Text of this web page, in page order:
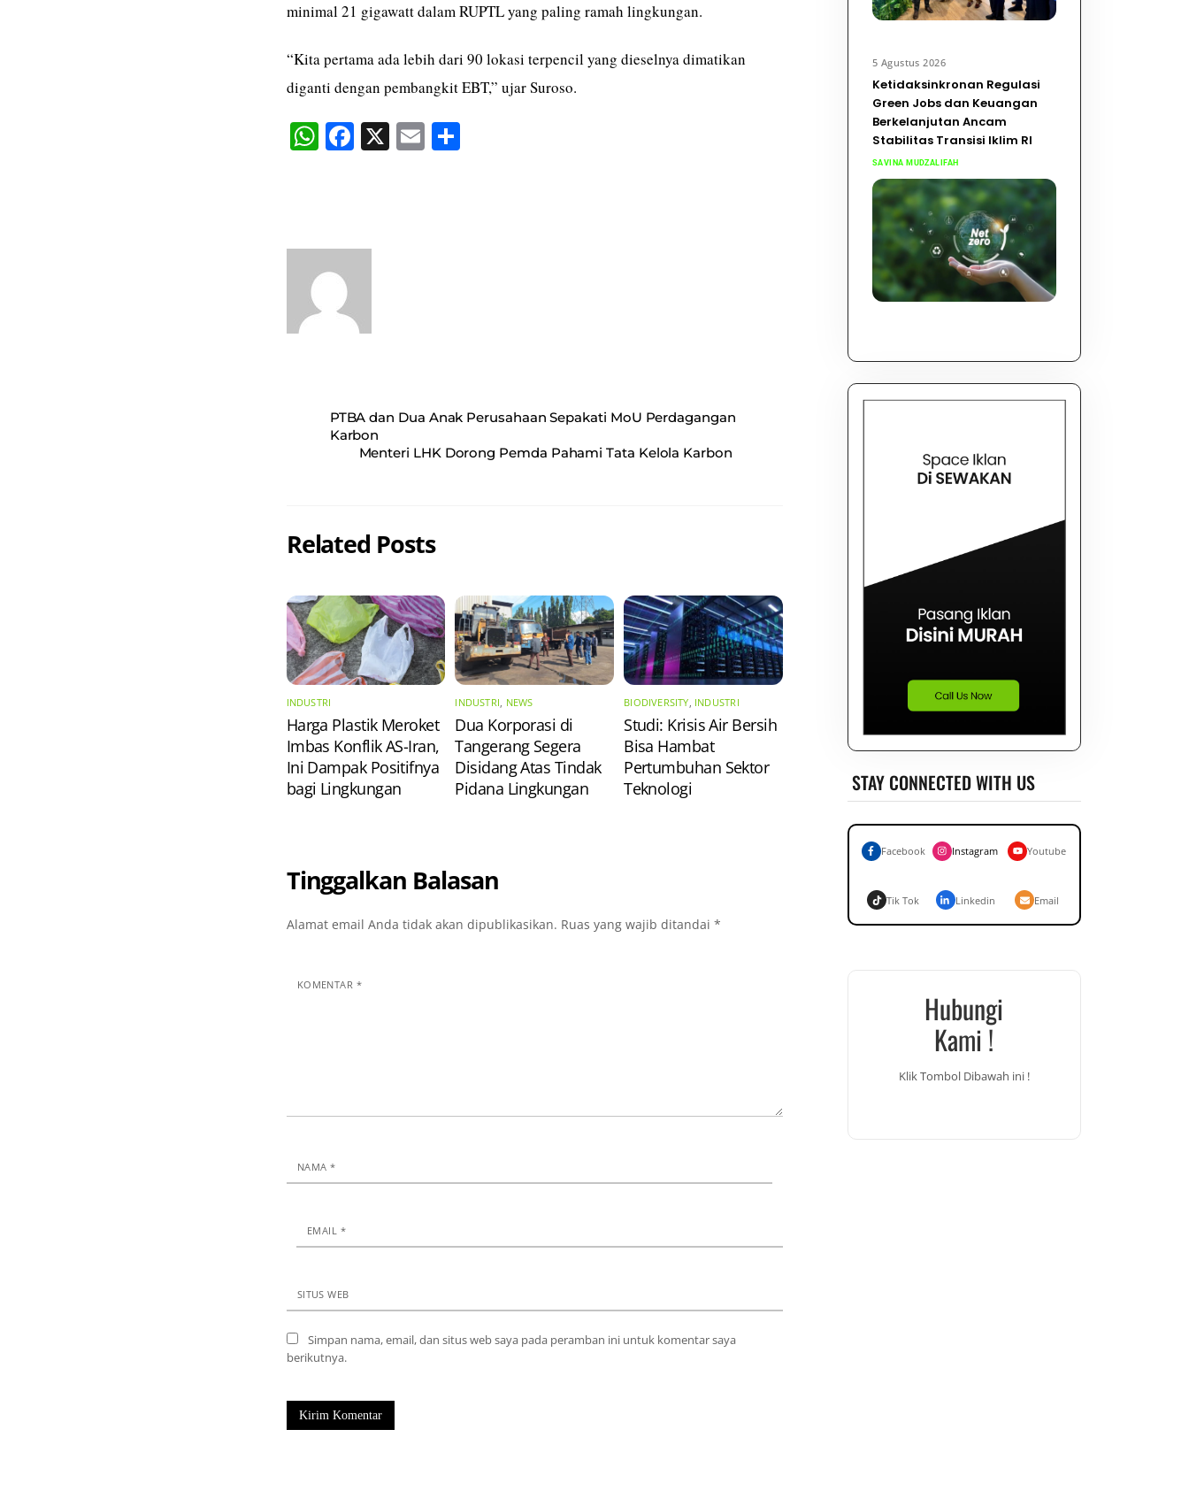
minimal 21 gigawatt dalam RUPTL yang paling ramah lingkungan.
“Kita pertama ada lebih dari 90 lokasi terpencil yang dieselnya dimatikan
diganti dengan pembangkit EBT,” ujar Suroso.
W
pp
Fa X E S
PTBA dan Dua Anak Perusahaan Sepakati MoU Perdagangan
Karbon
Menteri LHK Dorong Pemda Pahami Tata Kelola Karbon
Related Posts
INDUSTRI
Harga Plastik Meroket
Imbas Konflik AS-Iran,
Ini Dampak Positifnya
bagi Lingkungan
INDUSTRI NEWS
Dua Korporasi di
Tangerang Segera
Disidang Atas Tindak
Pidana Lingkungan
BIODIVERSITY INDUSTRI
Studi: Krisis Air Bersih
Bisa Hambat
Pertumbuhan Sektor
Teknologi
Tinggalkan Balasan
Alamat email Anda tidak akan dipublikasikan. Ruas yang wajib ditandai *
KOMENTAR *
NAMA *
EMAIL *
SITUS WEB
Simpan nama, email, dan situs web saya pada peramban ini untuk komentar saya
berikutnya.
5 Agustus 2026
Ketidaksinkronan Regulasi
Green Jobs dan Keuangan
Berkelanjutan Ancam
Stabilitas Transisi Iklim RI
SAVINA MUDZALIFAH
STAY CONNECTED WITH US
Facebook Instagram Youtube
Tik Tok Linkedin Email
Hubungi
Kami !
Klik Tombol Dibawah ini !